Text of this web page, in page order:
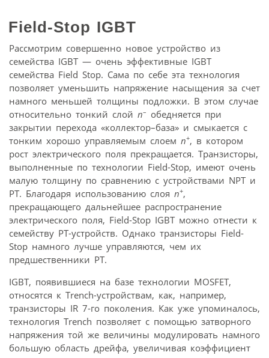
Field-Stop IGBT
Рассмотрим совершенно новое устройство из
семейства IGBT — очень эффективные IGBT
семейства Field Stop. Сама по себе эта технология
позволяет уменьшить напряжение насыщения за счет
намного меньшей толщины подложки. В этом случае
относительно тонкий слой n– обедняется при
закрытии перехода «коллектор–база» и смыкается с
тонким хорошо управляемым слоем n+, в котором
рост электрического поля прекращается. Транзисторы,
выполненные по технологии Field-Stop, имеют очень
малую толщину по сравнению с устройствами NPT и
PT. Благодаря использованию слоя n+,
прекращающего дальнейшее распространение
электрического поля, Field-Stop IGBT можно отнести к
семейству PT-устройств. Однако транзисторы Field-
Stop намного лучше управляются, чем их
предшественники PT.
IGBT, появившиеся на базе технологии MOSFET,
относятся к Trench-устройствам, как, например,
транзисторы IR 7-го поколения. Как уже упоминалось,
технология Trench позволяет с помощью затворного
напряжения той же величины модулировать намного
большую область дрейфа, увеличивая коэффициент